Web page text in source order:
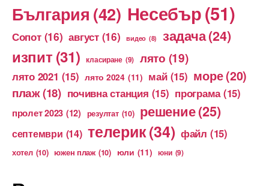
България (42) Несебър(51)
Сопот (16) август (16) видео (8) задача(24)
изпит (31) класиране (9) лято (19)
лято 2021 (15) лято 2024 (11) май (15) море(20)
плаж(18) почивна станция (15) програма (15)
пролет 2023 (12) резултат (10) решение(25)
септември (14) телерик(34) файл (15)
хотел (10) южен плаж (10) юли (11) юни (9)